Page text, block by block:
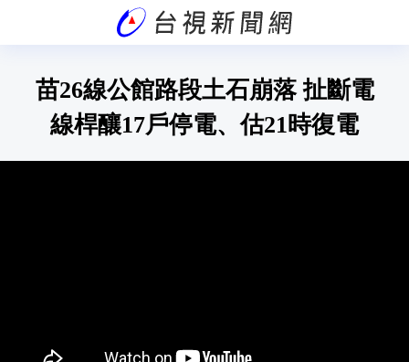
苗26線公館路段土石崩落 扯斷電
線桿釀17戶停電、估21時復電